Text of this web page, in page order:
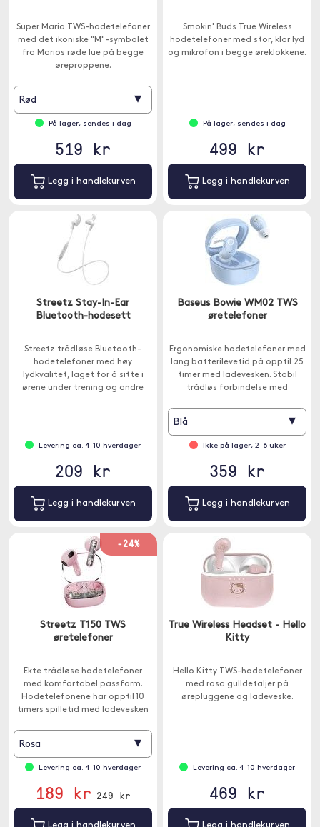
Super Mario TWS-hodetelefoner
med det ikoniske "M"-symbolet
fra Marios røde lue på begge
øreproppene.
Rød ▾
På lager, sendes i dag
519 kr
Legg i handlekurven
Smokin' Buds True Wireless
hodetelefoner med stor, klar lyd
og mikrofon i begge øreklokkene.
På lager, sendes i dag
499 kr
Legg i handlekurven
Streetz Stay-In-Ear
Bluetooth-hodesett
Streetz trådløse Bluetooth-
hodetelefoner med høy
lydkvalitet, laget for å sitte i
ørene under trening og andre
Levering ca. 4-10 hverdager
209 kr
Legg i handlekurven
Baseus Bowie WM02 TWS
øretelefoner
Ergonomiske hodetelefoner med
lang batterilevetid på opptil 25
timer med ladevesken. Stabil
trådløs forbindelse med
Blå ▾
Ikke på lager, 2-6 uker
359 kr
Legg i handlekurven
-24%
Streetz T150 TWS
øretelefoner
Ekte trådløse hodetelefoner
med komfortabel passform.
Hodetelefonene har opptil 10
timers spilletid med ladevesken
Rosa ▾
Levering ca. 4-10 hverdager
189 kr 249 kr
True Wireless Headset - Hello
Kitty
Hello Kitty TWS-hodetelefoner
med rosa gulldetaljer på
ørepluggene og ladeveske.
Levering ca. 4-10 hverdager
469 kr